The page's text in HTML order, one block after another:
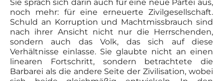
Sie sprach sich darin auch für eine neue Partei aus,
noch mehr: für eine erneuerte Zivilgesellschaft.
Schuld an Korruption und Machtmissbrauch sind
nach ihrer Ansicht nicht nur die Herrschenden,
sondern auch das Volk, das sich auf diese
Verhältnisse einlasse. Sie glaubte nicht an einen
linearen Fortschritt, sondern betrachtete die
Barbarei als die andere Seite der Zivilisation, wobei